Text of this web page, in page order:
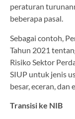
peraturan
beberapa pasal.
Sebagai contoh,
Tahun 2021
Risiko Sektor
SIUP untuk jenis
besar, eceran, dan
Transisi ke NIB